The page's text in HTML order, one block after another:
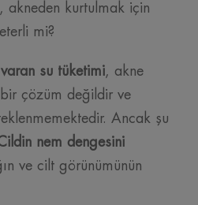
akneden kurtulmak için
mi?
varan su tüketimi, akne
çözüm değildir ve
Ancak şu
nem dengesini
ve cilt görünümünün